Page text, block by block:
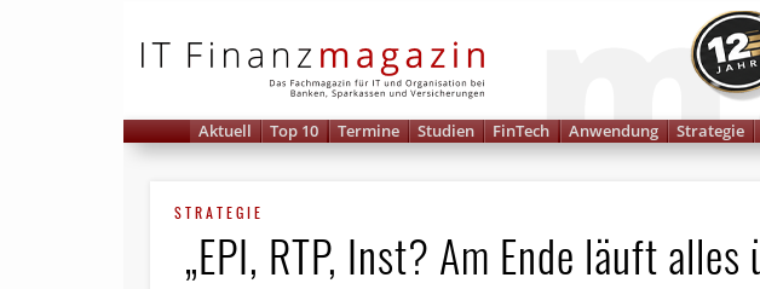
Aktuell Top 10 Termine Studien FinTech Anwendung Strategie
STRATEGIE
„EPI, RTP, Inst? Am Ende läuft alles